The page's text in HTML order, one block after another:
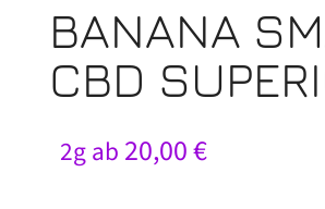
BANANA
CBD
2g ab 20,00€